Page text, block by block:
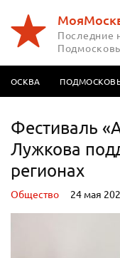
Последние
МОСКВА
Фестиваль
Лужкова
регионах
Oбщество 24 мая